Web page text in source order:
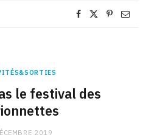
le festival des
2019